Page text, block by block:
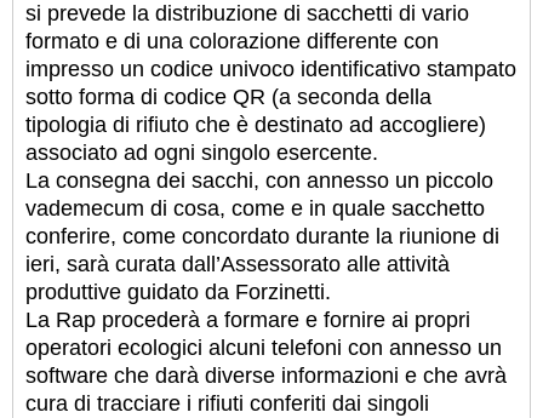
si prevede la distribuzione di sacchetti di vario
formato e di una colorazione differente con
impresso un codice univoco identificativo stampato
sotto forma di codice QR (a seconda della
tipologia di rifiuto che è destinato ad accogliere)
associato ad ogni singolo esercente.
La consegna dei sacchi, con annesso un piccolo
vademecum di cosa, come e in quale sacchetto
conferire, come concordato durante la riunione di
ieri, sarà curata dall’Assessorato alle attività
produttive guidato da Forzinetti.
La Rap procederà a formare e fornire ai propri
operatori ecologici alcuni telefoni con annesso un
software che darà diverse informazioni e che avrà
cura di tracciare i rifiuti conferiti dai singoli